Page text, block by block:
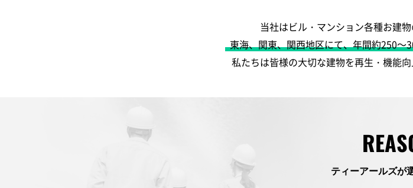
当社はビル・マンション各種お建
東海、関東、関西地区にて、年間約250～
私たちは皆様の大切な建物を再生・機能向
ティーアールズが